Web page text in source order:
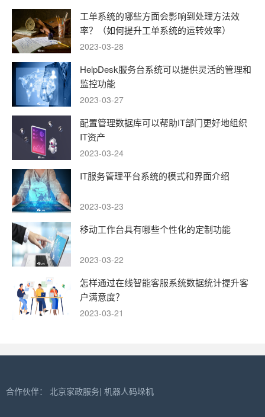
工单系统的哪些方面会影响到处理方法效
率？（如何提升工单系统的运转效率）
2023-03-28
HelpDesk服务台系统可以提供灵活的管理和
监控功能
2023-03-27
配置管理数据库可以帮助IT部门更好地组织
IT资产
2023-03-24
IT服务管理平台系统的模式和界面介绍
2023-03-23
移动工作台具有哪些个性化的定制功能
2023-03-22
怎样通过在线智能客服系统数据统计提升客
户满意度？
2023-03-21
合作伙伴： 北京家政服务| 机器人码垛机